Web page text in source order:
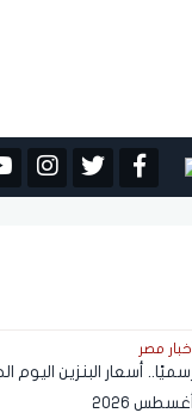
أخبار مصر
أغسطس 2026